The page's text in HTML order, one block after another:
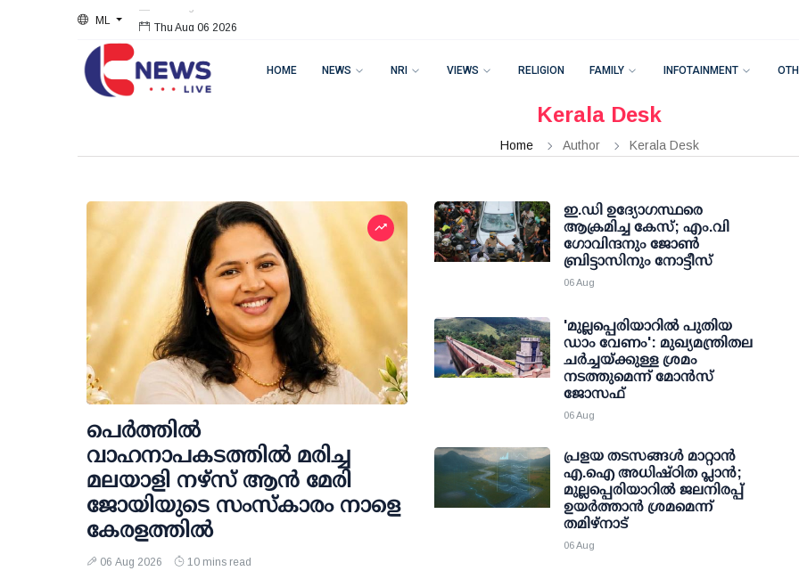
ML Thu Aug 06 2026
HOME NEWS NRI VIEWS RELIGION FAMILY INFOTAINMENT
Kerala Desk
Home Author Kerala Desk
പെർത്തിൽ
വാഹനാപകടത്തിൽ മരിച്ച
മലയാളി നഴ്സ് ആൻ മേരി
ജോയിയുടെ സംസ്കാരം നാളെ
കേരളത്തിൽ
06 Aug 2026 10 mins read
ഇ.ഡി ഉദ്യോഗസ്ഥരെ
ആക്രമിച്ച കേസ്; എം.വി
ഗോവിന്ദനും ജോണ്‍
ബ്രിട്ടാസിനും നോട്ടീസ്
06 Aug
'മുല്ലപ്പെരിയാറില്‍ പുതിയ
ഡാം വേണം': മുഖ്യമന്ത്രിതല
ചര്‍ച്ചയ്ക്കുള്ള ശ്രമം
നടത്തുമെന്ന് മോന്‍സ്
ജോസഫ്
06 Aug
പ്രളയ തടസങ്ങള്‍ മാറ്റാന്‍
എ.ഐ അധിഷ്ഠിത പ്ലാന്‍;
മുല്ലപ്പെരിയാറില്‍ ജലനിരപ്പ്
ഉയര്‍ത്താന്‍ ശ്രമമെന്ന്
തമിഴ്നാട്
06 Aug